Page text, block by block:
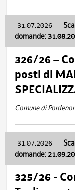
31.07.2026 -
domande:
326/26 –
posti di
Comune di
31.07.2026 -
domande:
325/26 -